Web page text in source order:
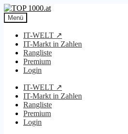
Zur
Navigation
springen
Zum
Inhalt
springen
Menü
IT-WELT ↗
IT-Markt in Zahlen
Rangliste
Premium
Login
IT-WELT ↗
IT-Markt in Zahlen
Rangliste
Premium
Login